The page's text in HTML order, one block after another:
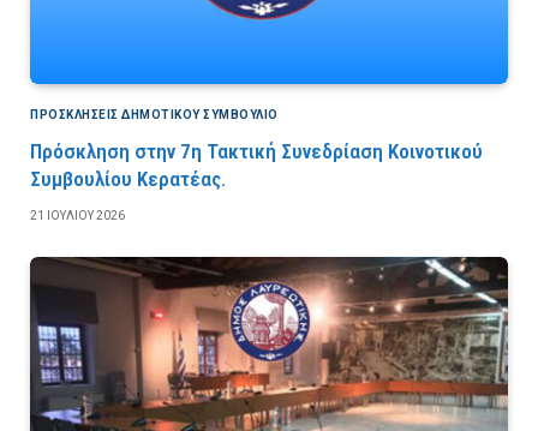
ΠΡΟΣΚΛΉΣΕΙΣ ΔΗΜΟΤΙΚΟΎ ΣΥΜΒΟΎΛΙΟ
Πρόσκληση στην 7η Τακτική Συνεδρίαση Κοινοτικού
Συμβουλίου Κερατέας.
21 ΙΟΥΛΊΟΥ 2026